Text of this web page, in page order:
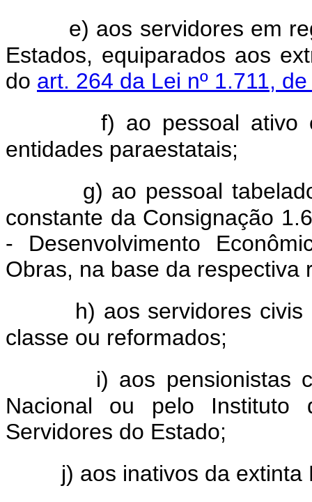
e) aos servidores em
Estados, equiparados aos
do art. 264 da Lei nº 1.711,
f) ao pessoal ativo
entidades paraestatais;
g) ao pessoal
constante da Consignação
- Desenvolvimento
Obras, na base da respectiva
h) aos servidores
classe ou reformados;
i) aos pensionistas
Nacional ou pelo Instituto
Servidores do Estado;
j) aos inativos da